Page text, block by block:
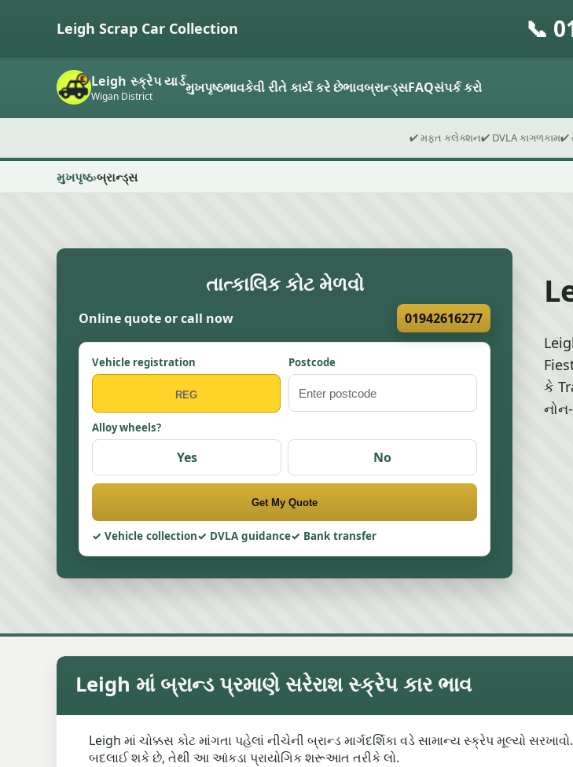
Leigh Scrap Car Collection 📞
Leigh સ્ક્રેપ યાર્ડ
Wigan District મુખપૃષ્ઠભાવકેવી રીતે કાર્ય કરે છેભાવબ્રાન્ડ્સFAQસંપર્ક કરો
✔ મફત કલેક્શન✔ DVLA કાગળકામ✔
મુખપૃષ્ઠ બ્રાન્ડ્સ
તાત્કાલિક કોટ મેળવો
Online quote or call now 01942616277
Vehicle registration Postcode
Alloy wheels?
Yes No
Get My Quote
Vehicle collection DVLA guidance Bank transfer
કે
Leigh માં બ્રાન્ડ પ્રમાણે સરેરાશ સ્ક્રેપ કાર ભાવ
Leigh માં ચોક્કસ કોટ માંગતા પહેલાં નીચેની બ્રાન્ડ માર્ગદર્શિકા વડે સામાન્ય સ્ક્રેપ મૂલ્યો
બદલાઈ શકે છે, તેથી આ આંકડા પ્રાયોગિક શરૂઆત તરીકે લો.